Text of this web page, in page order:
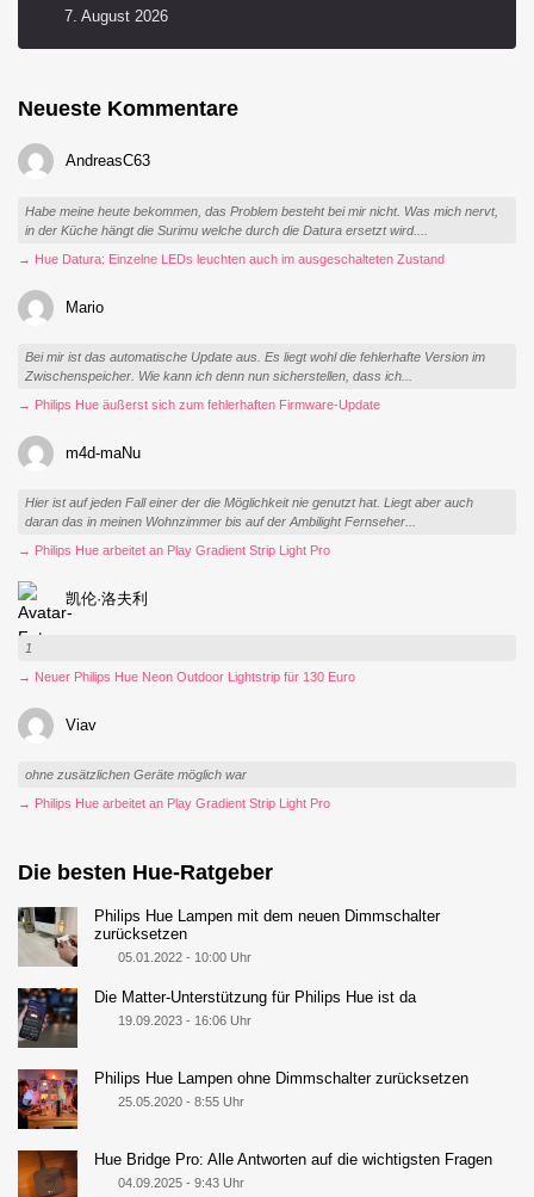
7. August 2026
Neueste Kommentare
AndreasC63
Habe meine heute bekommen, das Problem besteht bei mir nicht. Was mich nervt,
in der Küche hängt die Surimu welche durch die Datura ersetzt wird....
→ Hue Datura: Einzelne LEDs leuchten auch im ausgeschalteten Zustand
Mario
Bei mir ist das automatische Update aus. Es liegt wohl die fehlerhafte Version im
Zwischenspeicher. Wie kann ich denn nun sicherstellen, dass ich...
→ Philips Hue äußerst sich zum fehlerhaften Firmware-Update
m4d-maNu
Hier ist auf jeden Fall einer der die Möglichkeit nie genutzt hat. Liegt aber auch
daran das in meinen Wohnzimmer bis auf der Ambilight Fernseher...
→ Philips Hue arbeitet an Play Gradient Strip Light Pro
凯伦·洛夫利
1
→ Neuer Philips Hue Neon Outdoor Lightstrip für 130 Euro
Viav
ohne zusätzlichen Geräte möglich war
→ Philips Hue arbeitet an Play Gradient Strip Light Pro
Die besten Hue-Ratgeber
Philips Hue Lampen mit dem neuen Dimmschalter
zurücksetzen
05.01.2022 - 10:00 Uhr
Die Matter-Unterstützung für Philips Hue ist da
19.09.2023 - 16:06 Uhr
Philips Hue Lampen ohne Dimmschalter zurücksetzen
25.05.2020 - 8:55 Uhr
Hue Bridge Pro: Alle Antworten auf die wichtigsten Fragen
04.09.2025 - 9:43 Uhr